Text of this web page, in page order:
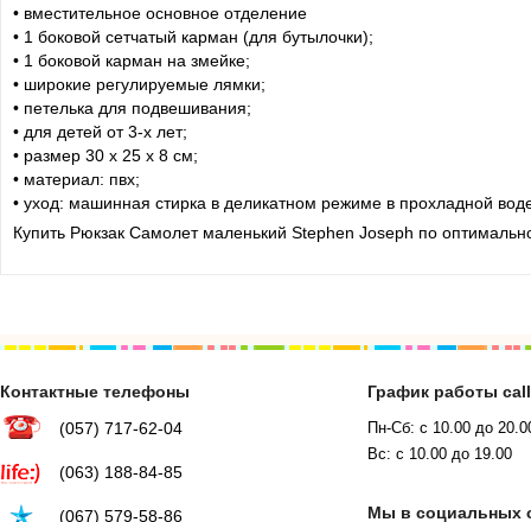
• вместительное основное отделение
• 1 боковой сетчатый карман (для бутылочки);
• 1 боковой карман на змейке;
• широкие регулируемые лямки;
• петелька для подвешивания;
• для детей от 3-х лет;
• размер 30 х 25 х 8 см;
• материал: пвх;
• уход: машинная стирка в деликатном режиме в прохладной
Купить Рюкзак Самолет маленький Stephen Joseph по
Контактные телефоны
(057) 717-62-04
(063) 188-84-85
(067) 579-58-86
График работы
Пн-Сб: с 10.00 до
Вс: с 10.00 до 19.00
Мы в социальных